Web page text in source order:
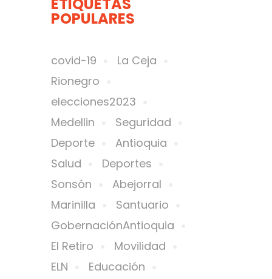
POPULARES
covid-19
La Ceja
Rionegro
elecciones2023
Medellin
Seguridad
Deporte
Antioquia
Salud
Deportes
Sonsón
Abejorral
Marinilla
Santuario
GobernaciónAntioquia
El Retiro
Movilidad
ELN
Educación